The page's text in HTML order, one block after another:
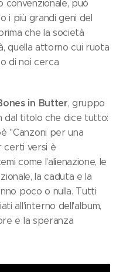
convenzionale, può
i più grandi geni del
che la società
quella attorno cui ruota
di noi cerca
in Butter, gruppo
dal titolo che dice tutto:
"Canzoni per una
certi versi è
come l'alienazione, le
la caduta e la
poco o nulla. Tutti
all'interno dell'album,
e la speranza